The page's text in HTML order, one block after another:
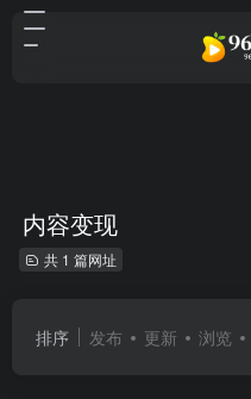
内容变现
共 1 篇网址
排序 发布 更新 浏览